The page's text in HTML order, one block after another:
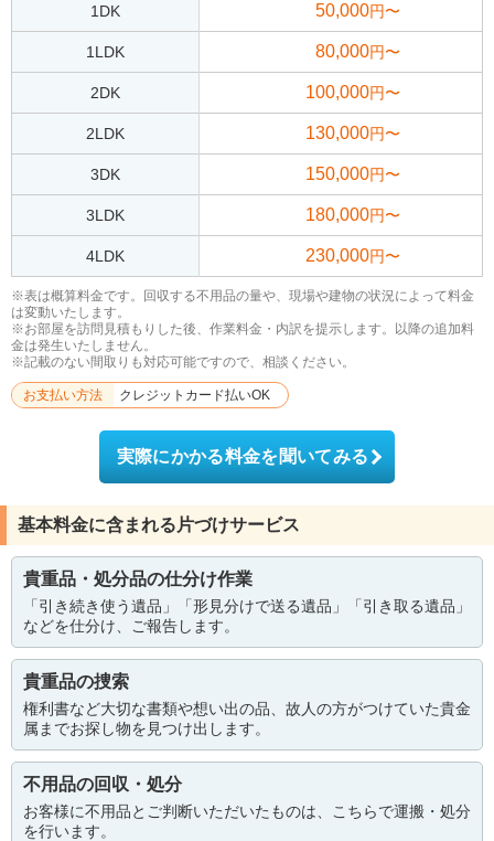
1DK 50,000円〜
1LDK 80,000円〜
2DK 100,000円〜
2LDK 130,000円〜
3DK 150,000円〜
3LDK 180,000円〜
4LDK 230,000円〜
※表は概算料金です。回収する不用品の量や、現場や建物の状況によって料金
は変動いたします。
※お部屋を訪問見積もりした後、作業料金・内訳を提示します。以降の追加料
金は発生いたしません。
※記載のない間取りも対応可能ですので、相談ください。
お支払い方法 クレジットカード払いOK
実際にかかる料金を聞いてみる
基本料金に含まれる片づけサービス
貴重品・処分品の仕分け作業
「引き続き使う遺品」「形見分けで送る遺品」「引き取る遺品」
などを仕分け、ご報告します。
貴重品の捜索
権利書など大切な書類や想い出の品、故人の方がつけていた貴金
属までお探し物を見つけ出します。
不用品の回収・処分
お客様に不用品とご判断いただいたものは、こちらで運搬・処分
を行います。